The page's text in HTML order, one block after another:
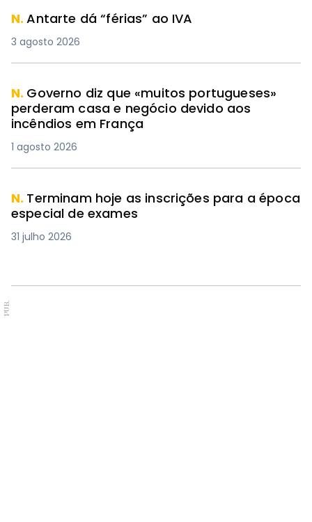
N.Antarte dá “férias” ao IVA
3 agosto 2026
N. Governo diz que «muitos portugueses»
perderam casa e negócio devido aos
incêndios em França
1 agosto 2026
N. Terminam hoje as inscrições para a época
especial de exames
31 julho 2026
PUB.